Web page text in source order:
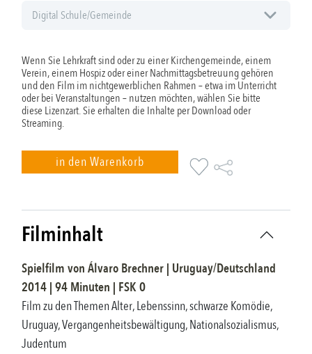
Wenn Sie Lehrkraft sind oder zu einer Kirchengemeinde, einem
Verein, einem Hospiz oder einer Nachmittagsbetreuung gehören
und den Film im nichtgewerblichen Rahmen – etwa im Unterricht
oder bei Veranstaltungen – nutzen möchten, wählen Sie bitte
diese Lizenzart. Sie erhalten die Inhalte per Download oder
Streaming.
in den Warenkorb
Filminhalt
Spielfilm vonÁlvaro Brechner | Uruguay/Deutschland
2014 |94 Minuten | FSK0
Film zu den Themen Alter, Lebenssinn, schwarze Komödie,
Uruguay, Vergangenheitsbewältigung, Nationalsozialismus,
Judentum